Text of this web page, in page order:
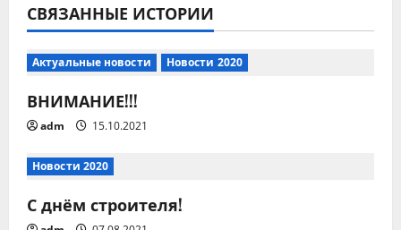
ц
и
я
п
о
з
СВЯЗАННЫЕ ИСТОРИИ
Актуальные новости Новости 2020
ВНИМАНИЕ!!!
adm 15.10.2021
Новости 2020
С днём строителя!